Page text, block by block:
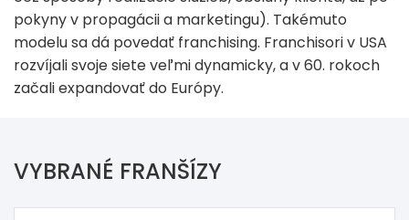
pokyny v propagácii a marketingu). Takémuto
modelu sa dá povedať franchising. Franchisori v USA
rozvíjali svoje siete veľmi dynamicky, a v 60. rokoch
začali expandovať do Európy.
VYBRANÉ FRANŠÍZY